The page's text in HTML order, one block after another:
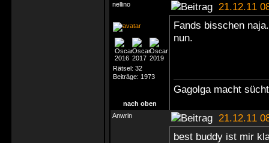
nellino
21.12.11
Rätsel: 32
Beiträge: 1973
Fands bisschen
nun.
Gagolga macht
nach oben
Anwrin
21.12.11
best buddy ist mir